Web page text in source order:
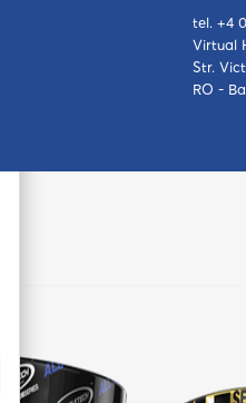
tel. +4
Virtual
Str.
RO -